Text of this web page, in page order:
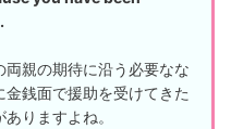
両親の期待に沿う必要なな
金銭面で援助を受けてきた
りますよね。